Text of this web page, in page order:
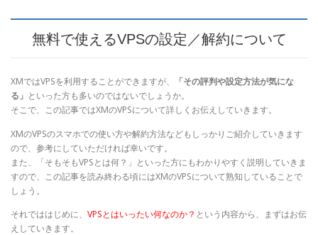
無料で使えるVPSの設定／解約について
XMではVPSを利用することができますが、
「その評判や設定方法が気にな
る」 といった方も多いのではないでしょうか。
そこで、この記事ではXMのVPSについて詳しくお伝えしていきます。
XMのVPSのスマホでの使い方や解約方法などもしっかりご紹介していきます
ので、参考にしていただければ幸いです。
また、「そもそもVPSとは何？」といった方にもわかりやすく説明していきま
すので、この記事を読み終わる頃にはXMのVPSについて熟知していることで
しょう。
それでははじめに、 VPSとはいったい何なのか？ という内容から、まずはお伝
えしていきます。